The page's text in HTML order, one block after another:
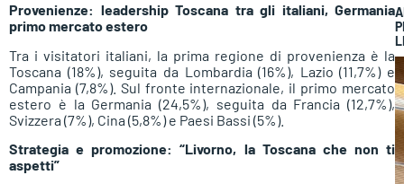
Provenienze: leadership Toscana tra gli italiani, Germania
primo mercato estero
Tra i visitatori italiani, la prima regione di provenienza è la
Toscana (18%), seguita da Lombardia (16%), Lazio (11,7%) e
Campania (7,8%). Sul fronte internazionale, il primo mercato
estero è la Germania (24,5%), seguita da Francia (12,7%),
Svizzera (7%), Cina (5,8%) e Paesi Bassi (5%).
Strategia e promozione: “Livorno, la Toscana che non ti
aspetti”